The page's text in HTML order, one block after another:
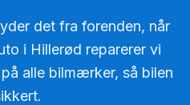
det fra forenden, når
i Hillerød reparerer vi
alle bilmærker, så bilen